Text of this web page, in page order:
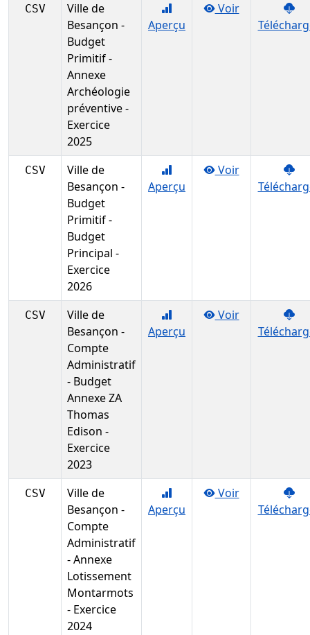
CSV
Ville de
Besançon -
Budget
Primitif -
Annexe
Archéologie
préventive -
Exercice
2025
Aperçu
Voir
CSV
Ville de
Besançon -
Budget
Primitif -
Budget
Principal -
Exercice
2026
Aperçu
Voir
CSV
Ville de
Besançon -
Compte
Administratif
- Budget
Annexe ZA
Thomas
Edison -
Exercice
2023
Aperçu
Voir
CSV
Ville de
Besançon -
Compte
Administratif
- Annexe
Lotissement
Montarmots
- Exercice
2024
Aperçu
Voir